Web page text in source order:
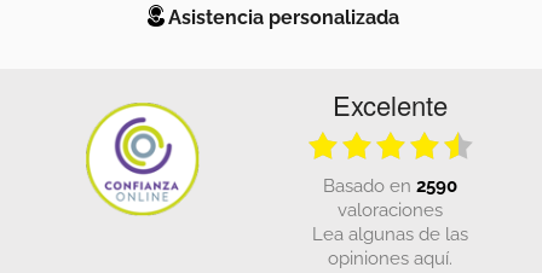
Asistencia personalizada
Excelente
basado en 2590
valoraciones
Lea algunas de las
opiniones aquí.